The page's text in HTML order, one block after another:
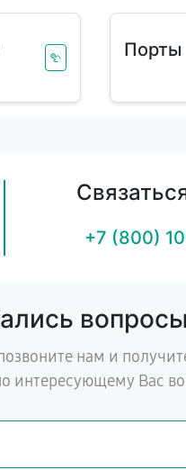
Порты
+7 (800)
нам и
интересующему Вас